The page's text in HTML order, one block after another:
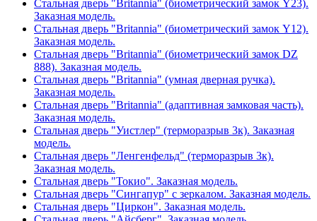
Стальная дверь "Britannia" (биометрический замок Y23).
Заказная модель.
Стальная дверь "Britannia" (биометрический замок Y12).
Заказная модель.
Стальная дверь "Britannia" (биометрический замок DZ
888). Заказная модель.
Стальная дверь "Britannia" (умная дверная ручка).
Заказная модель.
Стальная дверь "Britannia" (адаптивная замковая часть).
Заказная модель.
Стальная дверь "Уистлер" (терморазрыв 3к). Заказная
модель.
Стальная дверь "Ленгенфельд" (терморазрыв 3к).
Заказная модель.
Стальная дверь "Токио". Заказная модель.
Стальная дверь "Сингапур" с зеркалом. Заказная модель.
Стальная дверь "Циркон". Заказная модель.